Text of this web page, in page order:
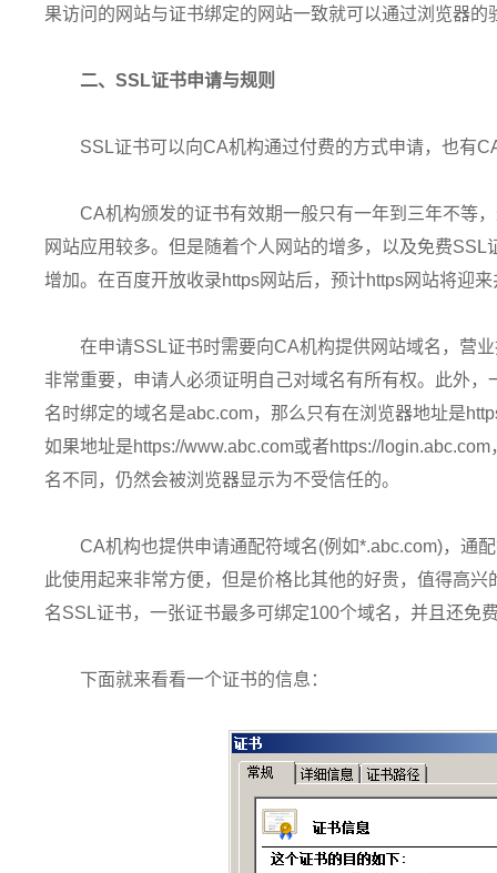
果访问的网站与证书绑定的网站一致就可以通过浏览器的
二、SSL证书申请与规则
SSL证书可以向CA机构通过付费的方式申请，也有
CA机构颁发的证书有效期一般只有一年到三年不等
网站应用较多。但是随着个人网站的增多，以及免费
增加。在百度开放收录https网站后，预计https网站将迎来
在申请SSL证书时需要向CA机构提供网站域名，营
非常重要，申请人必须证明自己对域名有所有权。此外
名时绑定的域名是abc.com，那么只有在浏览器地址是
如果地址是https://www.abc.com或者https://
名不同，仍然会被浏览器显示为不受信任的。
CA机构也提供申请通配符域名(例如*.abc.com)，通
此使用起来非常方便，但是价格比其他的好贵，值得高
名SSL证书，一张证书最多可绑定100个域名，并且还免
下面就来看看一个证书的信息：